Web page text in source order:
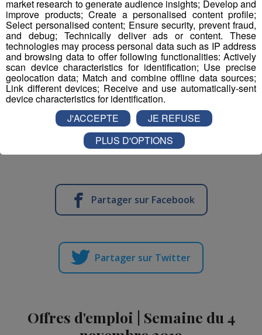
Vos invitations seront à gagner prochainement dans
Partager sur Facebook
Partager sur Twitter
Offres d'emploi | Semaine du 4
market research to generate audience insights; Develop and
improve products; Create a personalised content profile;
Select personalised content; Ensure security, prevent fraud,
and debug; Technically deliver ads or content. These
technologies may process personal data such as IP address
and browsing data to offer following functionalities: Actively
scan device characteristics for identification; Use precise
geolocation data; Match and combine offline data sources;
Link different devices; Receive and use automatically-sent
device characteristics for identification.
J'ACCEPTE
JE REFUSE
PLUS D'OPTIONS